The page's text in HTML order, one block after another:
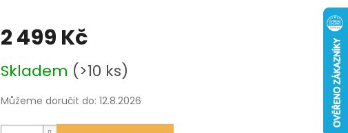
2 499 Kč
cena:
Skladem (>10 ks)
Můžeme doručit do: 12.8.2026